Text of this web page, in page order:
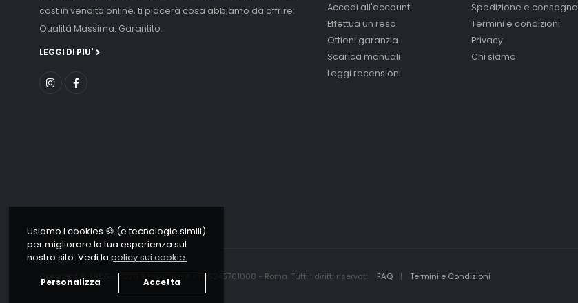
cost in vendita online, ti piacerà cosa abbiamo da offrire:
Qualità Massima. Garantito.
LEGGI DI PIU'
Accedi all'account
Effettua un reso
Ottieni garanzia
Scarica manuali
Leggi recensioni
Spedizione e consegna
Termini e condizioni
Privacy
Chi siamo
Copyright © 2006 - 2026 Xenovision.it - IT16245761008 - Roma. Tutti i diritti riservati. FAQ | Termini e Condizioni
Usiamo i cookies 🍪 (e tecnologie simili)
per migliorare la tua esperienza sul
nostro sito. Vedi la policy sui cookie.
Personalizza Accetta